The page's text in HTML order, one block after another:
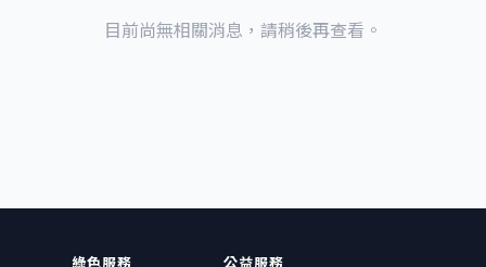
目前尚無相關消息，請稍後再查看。
綠色服務 公益服務